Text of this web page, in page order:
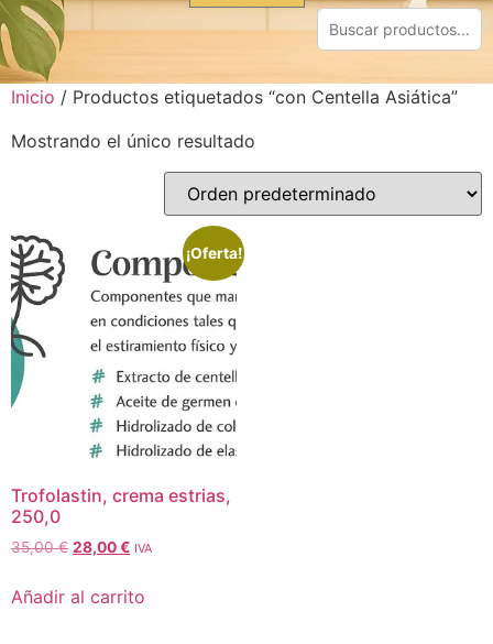
Inicio / Productos etiquetados “con Centella Asiática”
Mostrando el único resultado
¡Oferta!
Trofolastin, crema estrias,
250,0
35,00€ 28,00€ IVA
Añadir al carrito